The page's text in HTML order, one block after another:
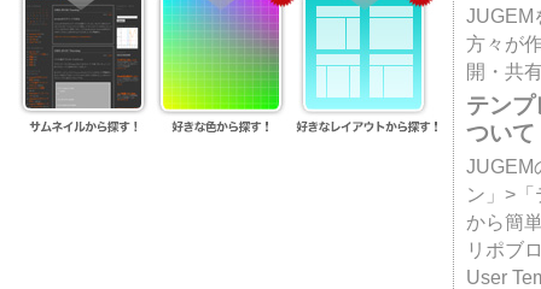
JUGEM
方々が
開・共
テン
ついて
JUGEM
ン」>
から簡
リポブ
User